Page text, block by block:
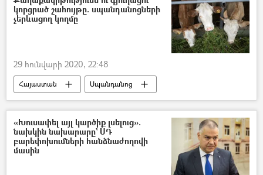
կորցրած շահույթը. սպանդանոցների
չերևացող կողմը
29 հունվարի 2020, 22:48
Հայաստան
Սպանդանոց
անասնագոմ
անասնապահություն
Միս
Գյուղ
գյուղացի
Նիկոլ Փաշինյան
Կարեն Կարապետյան
«Խուսափել այլ կարծիք լսելուց».
նախկին նախարարը` ՍԴ
բարեփոխումների հանձնաժողովի
մասին